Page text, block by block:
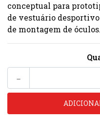
conceptual para
de vestuário
de montagem de óculos.
-